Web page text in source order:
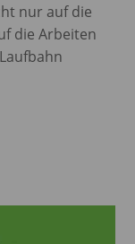
nur auf die
die Arbeiten